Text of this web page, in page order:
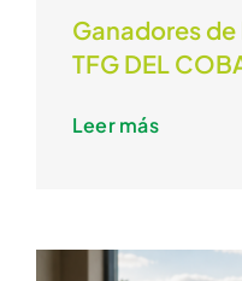
Ganadores de
TFG DEL
Leer más